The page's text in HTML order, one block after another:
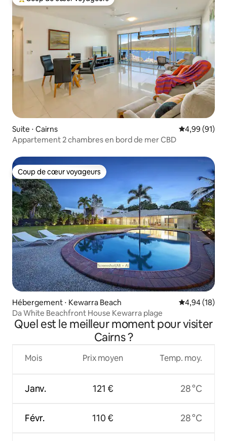
Coups de cœur voyageurs les plus appréciés
Suite ⋅ Cairns Évaluation
4,99 (91)
Appartement 2 chambres en bord de mer CBD
Coup de cœur voyageurs
Coup de cœur voyageurs
Hébergement ⋅ Kewarra Beach Évaluation
4,94 (18)
Da White Beachfront House Kewarra plage
Quel est le meilleur moment pour visiter
Cairns ?
Mois
Janv.
Févr.
Prix moyen
121 €
110 €
Temp. moy.
28 °C
28 °C